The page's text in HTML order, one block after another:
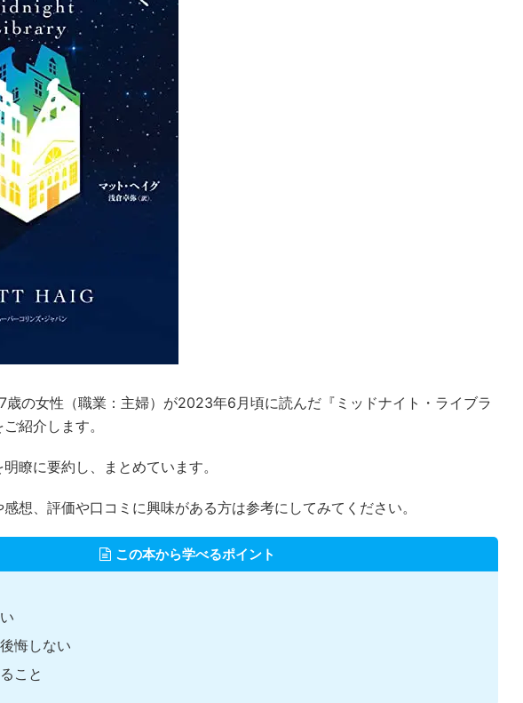
歳の女性（職業：主婦）が2023年6月頃に読んだ『ミッドナイト・ライブラ
紹介します。
瞭に要約し、まとめています。
想、評価や口コミに興味がある方は参考にしてみてください。
この本から学べるポイント
悔しない
こと